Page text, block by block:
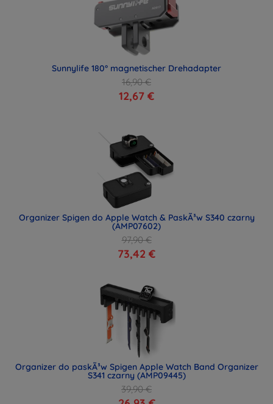
Sunnylife 180° magnetischer Drehadapter
16,90 €
12,67 €
Organizer Spigen do Apple Watch & PaskÃ³w S340 czarny
(AMP07602)
97,90 €
73,42 €
Organizer do paskÃ³w Spigen Apple Watch Band Organizer
S341 czarny (AMP09445)
39,90 €